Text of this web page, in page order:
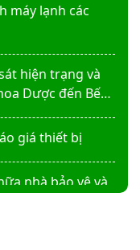
máy lạnh các
hiện trạng và
Dược đến Bếp
giá thiết bị
nhà bảo vệ và